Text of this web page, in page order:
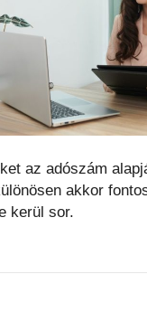
az adószám
akkor
kerül sor.